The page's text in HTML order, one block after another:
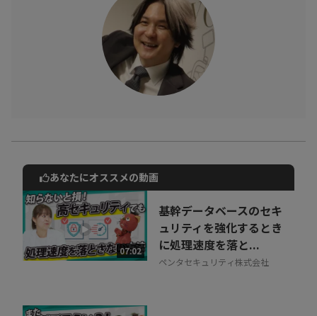
再発を防ぐために企業が取るべき具体的な対策を徹底解説しま
・攻撃者は"わずかな穴"から侵入してくる ―全てを守るために
必要な、認証・脆弱性管理・アクセス制御とは？
・万が一脅迫を受けたら？対応方針を"事前に決めておく"という
「今より少し高いレベル」を目指すことで、守れるものがある――
現場視点で語られる、リアルで実践的なアドバイスをお届けしま
す。
動画でご紹介しているサービスについて
お気軽にご相談・ご質問いただけます！
30秒でお申し込み可能
相談を希望する 無料
あなたにオススメの動画
07:02
基幹データベースのセキ
ュリティを強化するとき
に処理速度を落と...
ペンタセキュリティ株式会社